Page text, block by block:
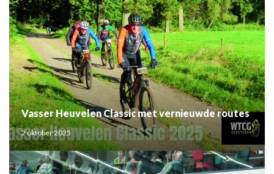
Vasser Heuvelen Classic met vernieuwde routes
2 oktober 2025